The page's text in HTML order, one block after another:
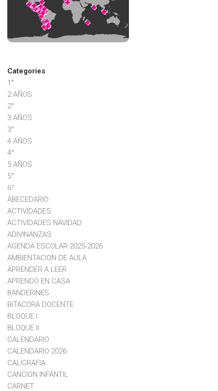
Categories
1°
2 AÑOS
2°
3 AÑOS
3°
4 AÑOS
4°
5 AÑOS
5°
6°
ABECEDARIO
ACTIVIDADES
ACTIVIDADES NAVIDAD
ADIVINANZAS
AGENDA ESCOLAR 2025-2026
AMBIENTACION DE AULA
APRENDER A LEER
APRENDO EN CASA
BANDERINES
BITACORA DOCENTE
BLOQUE I
BLOQUE II
CALENDARIO
CALENDARIO 2026
CALIGRAFIA
CANCION INFANTIL
CARNET